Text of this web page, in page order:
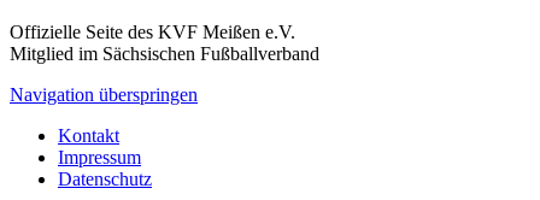
Offizielle Seite des KVF Meißen e.V.
Mitglied im Sächsischen Fußballverband
Navigation überspringen
Kontakt
Impressum
Datenschutz